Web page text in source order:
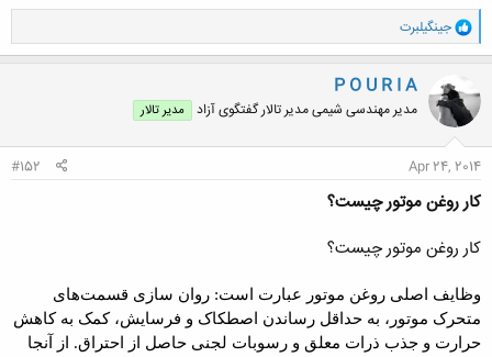
و
ا
ک
ش
ه
ا
جینگیلبرت
P O U R I A
مدیر مهندسی شیمی مدیر تالار گفتگوی آزاد مدیر تالار
Apr 24, 2014
#152
کار روغن موتور چیست؟
کار روغن موتور چیست؟
وظایف اصلی روغن موتور عبارت است: روان سازی قسمت‌های
متحرک موتور، به حداقل رساندن اصطکاک و فرسایش، کمک به کاهش
حرارت و جذب ذرات معلق و رسوبات لجنی حاصل از احتراق. از آنجا